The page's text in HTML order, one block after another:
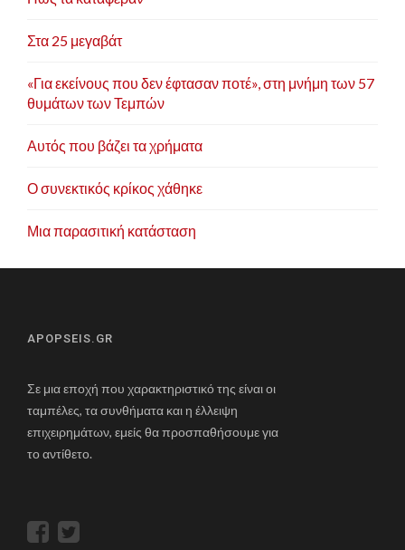
Στα 25 μεγαβάτ
«Για εκείνους που δεν έφτασαν ποτέ», στη μνήμη των 57
θυμάτων των Τεμπών
Αυτός που βάζει τα χρήματα
Ο συνεκτικός κρίκος χάθηκε
Μια παρασιτική κατάσταση
APOPSEIS.GR
Σε μια εποχή που χαρακτηριστικό της είναι οι
ταμπέλες, τα συνθήματα και η έλλειψη
επιχειρημάτων, εμείς θα προσπαθήσουμε για
το αντίθετο.